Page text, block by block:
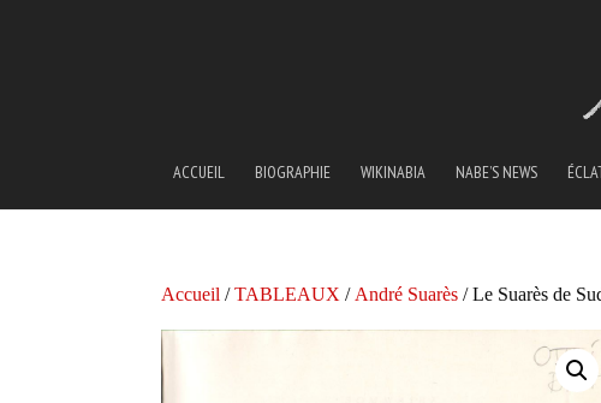
ACCUEIL BIOGRAPHIE WIKINABIA NABE’S NEWS
Accueil /TABLEAUX / André Suarès / Le Suarès de